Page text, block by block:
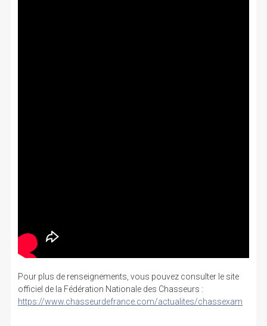
Pour plus de renseignements, vous pouvez consulter le site
officiel de la Fédération Nationale des Chasseurs :
https://www.chasseurdefrance.com/actualites/chassexam